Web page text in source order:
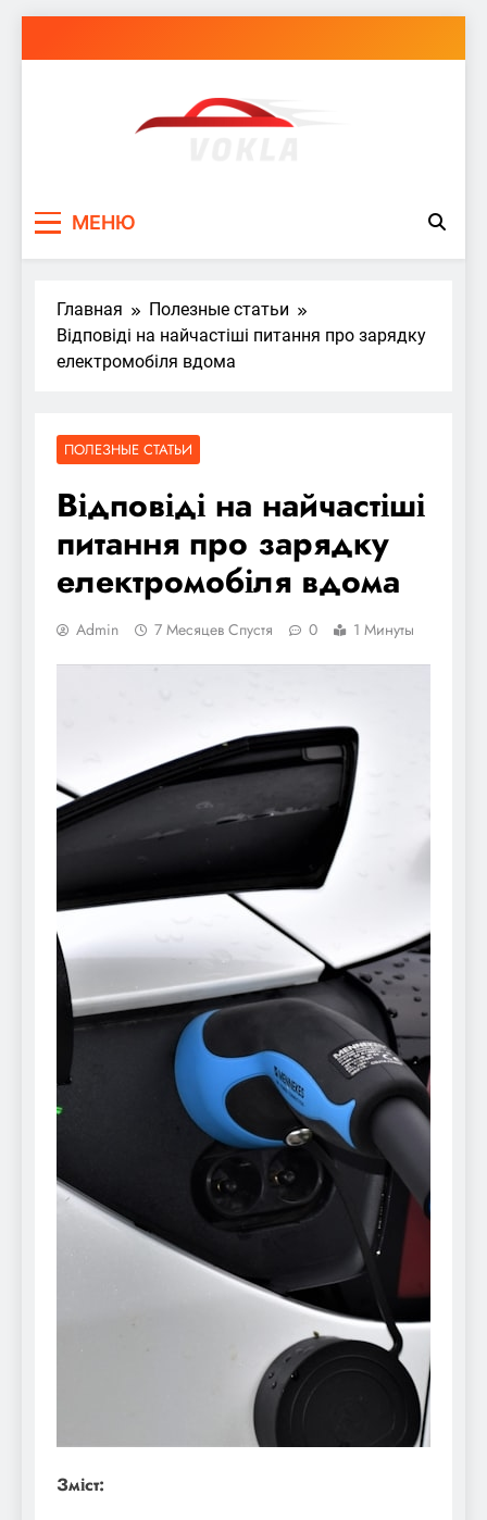
МЕНЮ
Главная
Полезные статьи
Відповіді на найчастіші питання про зарядку
електромобіля вдома
ПОЛЕЗНЫЕ СТАТЬИ
Відповіді на найчастіші
питання про зарядку
електромобіля вдома
Admin 7 Месяцев Спустя 0 1 Минуты
Зміст: